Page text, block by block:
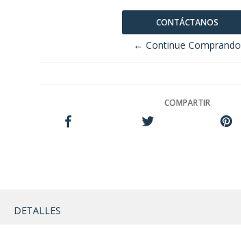
CONTÁCTANOS
← Continue Comprando
COMPARTIR
DETALLES